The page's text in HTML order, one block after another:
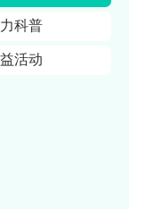
科普
活动